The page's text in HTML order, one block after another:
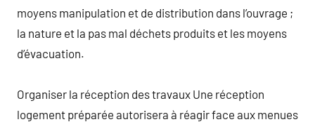
moyens manipulation et de distribution dans l’ouvrage ;
la nature et la pas mal déchets produits et les moyens
d’évacuation.
Organiser la réception des travaux Une réception
logement préparée autorisera à réagir face aux menues